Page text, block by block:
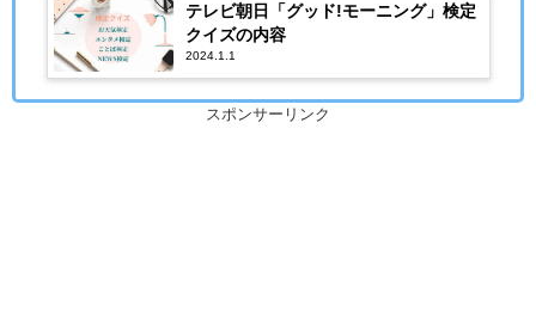
テレビ朝日「グッド!モーニング」検定
クイズの内容
2024.1.1
スポンサーリンク